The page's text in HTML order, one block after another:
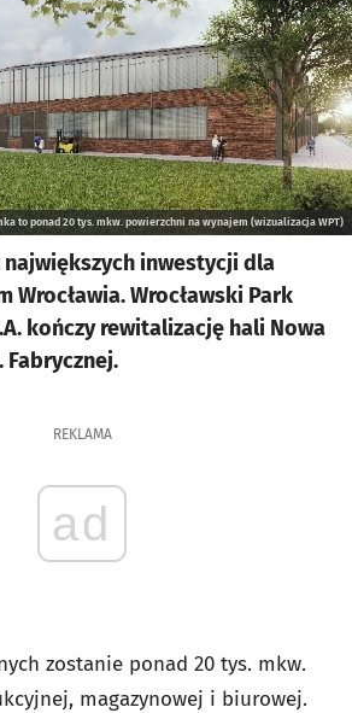
to ponad 20 tys. mkw. powierzchni na wynajem (wizualizacja WPT)
największych inwestycji dla
Wrocławia. Wrocławski Park
kończy rewitalizację hali Nowa
Fabrycznej.
REKLAMA
ad
zostanie ponad 20 tys. mkw.
magazynowej i biurowej.